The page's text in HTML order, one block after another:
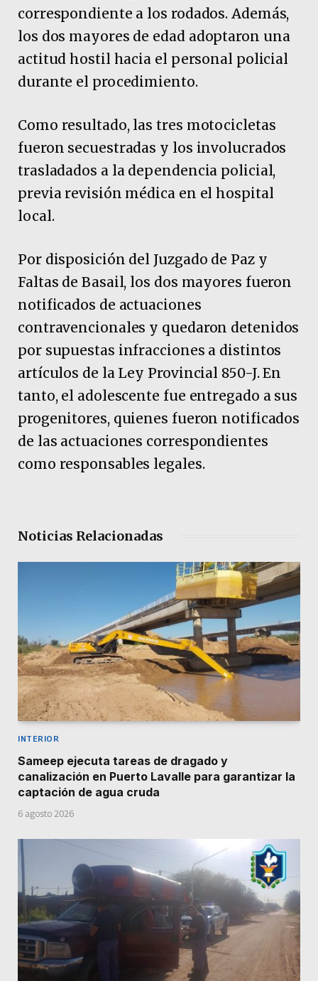
correspondiente a los rodados. Además,
los dos mayores de edad adoptaron una
actitud hostil hacia el personal policial
durante el procedimiento.
Como resultado, las tres motocicletas
fueron secuestradas y los involucrados
trasladados a la dependencia policial,
previa revisión médica en el hospital
local.
Por disposición del Juzgado de Paz y
Faltas de Basail, los dos mayores fueron
notificados de actuaciones
contravencionales y quedaron detenidos
por supuestas infracciones a distintos
artículos de la Ley Provincial 850-J. En
tanto, el adolescente fue entregado a sus
progenitores, quienes fueron notificados
de las actuaciones correspondientes
como responsables legales.
Noticias Relacionadas
INTERIOR
Sameep ejecuta tareas de dragado y
canalización en Puerto Lavalle para garantizar la
captación de agua cruda
6 agosto 2026